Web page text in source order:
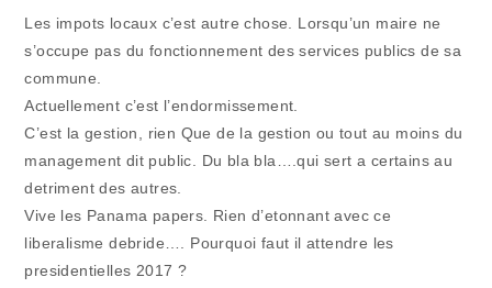
Les impots locaux c’est autre chose. Lorsqu’un maire ne
s’occupe pas du fonctionnement des services publics de sa
commune.
Actuellement c’est l’endormissement.
C’est la gestion, rien Que de la gestion ou tout au moins du
management dit public. Du bla bla….qui sert a certains au
detriment des autres.
Vive les Panama papers. Rien d’etonnant avec ce
liberalisme debride…. Pourquoi faut il attendre les
presidentielles 2017 ?